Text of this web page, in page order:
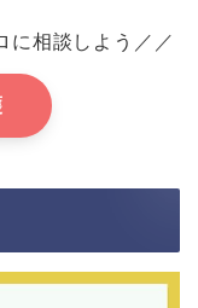
に相談しよう／／